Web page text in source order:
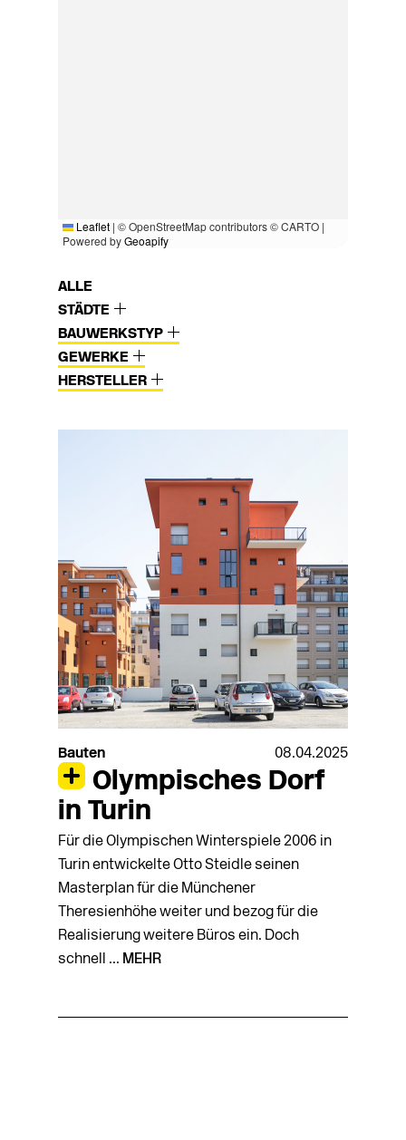
Leaflet | © OpenStreetMap contributors © CARTO |
Powered byGeoapify
ALLE
STÄDTE
BAUWERKSTYP
GEWERKE
HERSTELLER
Bauten 08.04.2025
Olympisches Dorf
in Turin
Für die Olympischen Winterspiele 2006 in
Turin entwickelte Otto Steidle seinen
Masterplan für die Münchener
Theresienhöhe weiter und bezog für die
Realisierung weitere Büros ein. Doch
schnell ... MEHR